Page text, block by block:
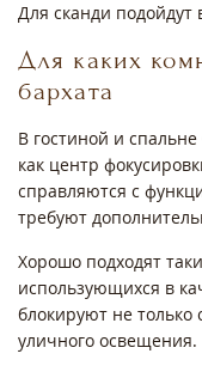
Для сканди
Для каких
бархата
В гостиной и
как центр
справляются с
требуют
Хорошо подходят
использующихся в
блокируют не
уличного освещения.